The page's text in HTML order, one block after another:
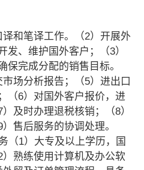
译和笔译工作。（2）开展外
发、维护国外客户；（3）
保完成分配的销售目标。
市场分析报告；（5）进出口
（6）对国外客户报价，进
及时办理退税核销；（8）
售后服务的协调处理。
（1）大专及以上学历，国
熟练使用计算机及办公软